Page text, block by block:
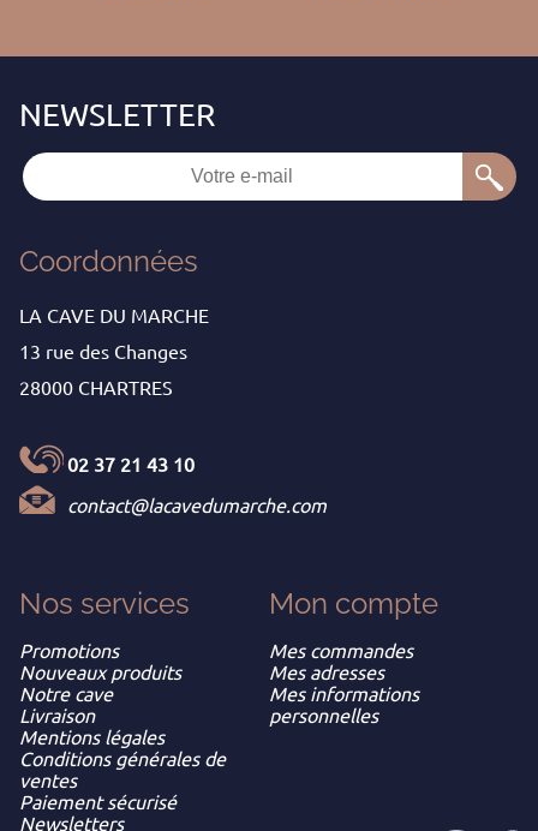
Coordonnées
LA CAVE DU MARCHE
13 rue des Changes
28000 CHARTRES
02 37 21 43 10
contact@lacavedumarche.com
Nos services
Promotions
Nouveaux produits
Notre cave
Livraison
Mentions légales
Conditions générales de
ventes
Paiement sécurisé
Newsletters
Mon compte
Mes commandes
Mes adresses
Mes informations
personnelles